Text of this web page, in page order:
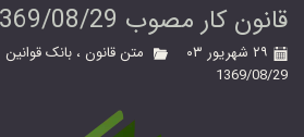
قانون کار مصوب 1369/08/29
۲۹ شهریور ۰۳ متن قانون ، بانک قوانین
1369/08/29